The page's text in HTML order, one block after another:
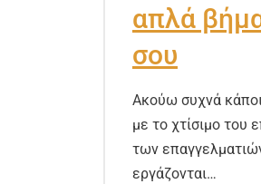
απλά
σου
Ακούω συχνά
με το χτίσιμο του
των
εργάζονται…